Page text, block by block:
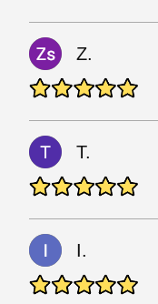
Z.
T.
I.